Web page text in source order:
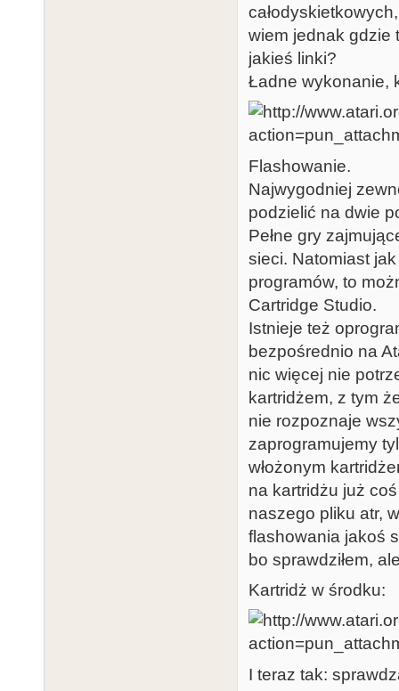
wiem jednak gdzie
jakieś linki?
Ładne wykonanie,
Flashowanie.
Najwygodniej
podzielić na dwie
Pełne gry
sieci. Natomiast
programów, to
Cartridge Studio.
Istnieje też
bezpośrednio na
nic więcej nie
kartridżem, z tym
nie rozpoznaje
zaprogramujemy
włożonym
na kartridżu już
naszego pliku atr,
flashowania jakoś
bo sprawdziłem,
Kartridż w środku:
I teraz tak: